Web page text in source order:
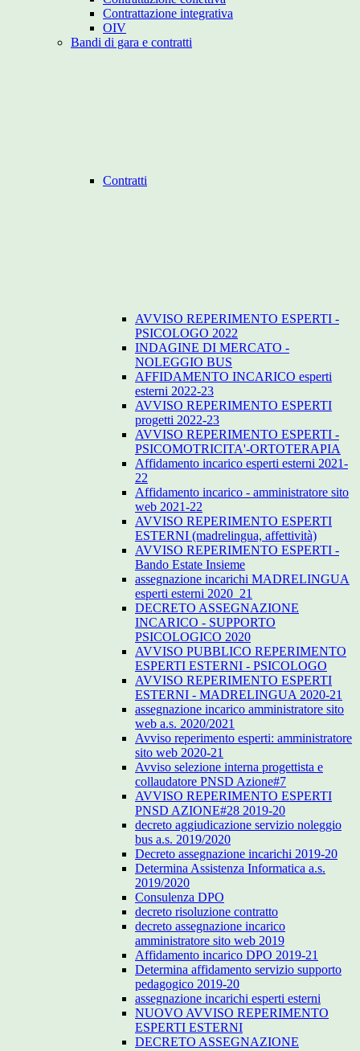
Contrattazione integrativa
OIV
Bandi di gara e contratti
Contratti
AVVISO REPERIMENTO ESPERTI -
PSICOLOGO 2022
INDAGINE DI MERCATO -
NOLEGGIO BUS
AFFIDAMENTO INCARICO esperti
esterni 2022-23
AVVISO REPERIMENTO ESPERTI
progetti 2022-23
AVVISO REPERIMENTO ESPERTI -
PSICOMOTRICITA'-ORTOTERAPIA
Affidamento incarico esperti esterni 2021-
22
Affidamento incarico - amministratore sito
web 2021-22
AVVISO REPERIMENTO ESPERTI
ESTERNI (madrelingua, affettività)
AVVISO REPERIMENTO ESPERTI -
Bando Estate Insieme
assegnazione incarichi MADRELINGUA
esperti esterni 2020_21
DECRETO ASSEGNAZIONE
INCARICO - SUPPORTO
PSICOLOGICO 2020
AVVISO PUBBLICO REPERIMENTO
ESPERTI ESTERNI - PSICOLOGO
AVVISO REPERIMENTO ESPERTI
ESTERNI - MADRELINGUA 2020-21
assegnazione incarico amministratore sito
web a.s. 2020/2021
Avviso reperimento esperti: amministratore
sito web 2020-21
Avviso selezione interna progettista e
collaudatore PNSD Azione#7
AVVISO REPERIMENTO ESPERTI
PNSD AZIONE#28 2019-20
decreto aggiudicazione servizio noleggio
bus a.s. 2019/2020
Decreto assegnazione incarichi 2019-20
Determina Assistenza Informatica a.s.
2019/2020
Consulenza DPO
decreto risoluzione contratto
decreto assegnazione incarico
amministratore sito web 2019
Affidamento incarico DPO 2019-21
Determina affidamento servizio supporto
pedagogico 2019-20
assegnazione incarichi esperti esterni
NUOVO AVVISO REPERIMENTO
ESPERTI ESTERNI
DECRETO ASSEGNAZIONE